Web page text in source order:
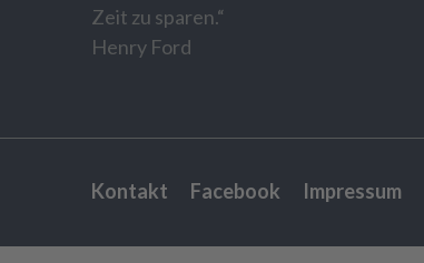
Zeit zu sparen.“
Henry Ford
Kontakt Facebook Impressum